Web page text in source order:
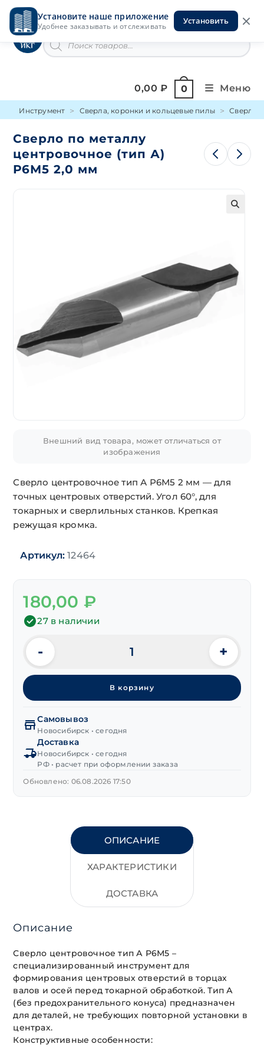
Установите наше приложение
Удобнее заказывать и отслеживать
Установить
Перейти
содержимомуИнструменты на Горской
товаров
0,00₽ 0 Меню
Инструмент Сверла, коронки и кольцевые пилы Сверло
Сверло по металлу
центровочное (тип А)
Р6М5 2,0 мм
Внешний вид товара, может отличаться от
изображения
Сверло центровочное тип А Р6М5 2 мм — для
точных центровых отверстий. Угол 60°, для
токарных и сверлильных станков. Крепкая
режущая кромка.
Артикул: 12464
180,00 ₽
27 в наличии
Количество
товара
Сверло
по
центровочное
(тип
Р6М5
2,0 мм
- +
В корзину
Самовывоз
Новосибирск • сегодня
Доставка
Новосибирск • сегодня
РФ • расчет при оформлении заказа
Обновлено: 06.08.2026 17:50
ОПИСАНИЕ
ХАРАКТЕРИСТИКИ
ДОСТАВКА
Описание
Сверло центровочное тип А Р6М5 –
специализированный инструмент для
формирования центровых отверстий в торцах
валов и осей перед токарной обработкой. Тип А
(без предохранительного конуса) предназначен
для деталей, не требующих повторной установки в
центрах.
Конструктивные особенности: